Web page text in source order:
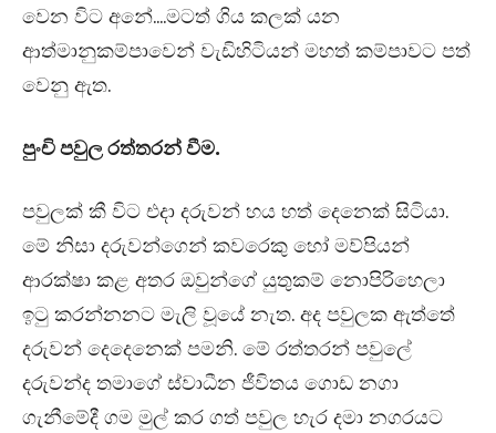
වෙන විට අනේ….මටත් ගිය කලක් යන
ආත්මානුකම්පාවෙන් වැඩිහිටියන් මහත් කම්පාවට පත්
වෙනු ඇත.
පුංචි පවුල රත්තරන් වීම.
පවුලක් කී විට එදා දරුවන් හය හත් දෙනෙක් සිටියා.
මේ නිසා දරුවන්ගෙන් කවරෙකු හෝ මව්පියන්
ආරක්ෂා කළ අතර ඔවුන්ගේ යුතුකම් නොපිරිහෙලා
ඉටු කරන්නනට මැලි වූයේ නැත. අද පවුලක ඇත්තේ
දරුවන් දෙදෙනෙක් පමනි. මේ රත්තරන් පවුලේ
දරුවන්ද තමාගේ ස්වාධීන ජීවිතය ගොඩ නගා
ගැනීමේදී ගම මුල් කර ගත් පවුල හැර දමා නගරයට